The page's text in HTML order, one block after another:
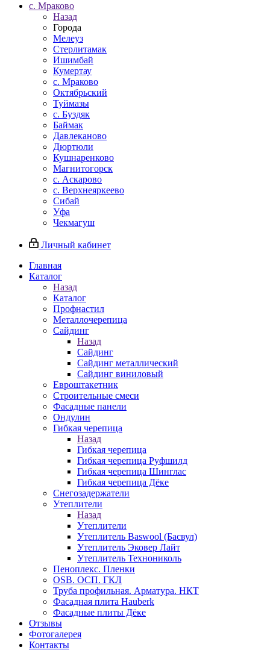
c. Мраково
Назад
Города
Мелеуз
Стерлитамак
Ишимбай
Кумертау
c. Мраково
Октябрьский
Туймазы
c. Буздяк
Баймак
Давлеканово
Дюртюли
Кушнаренково
Магнитогорск
с. Аскарово
с. Верхнеяркеево
Сибай
Уфа
Чекмагуш
Личный кабинет
Главная
Каталог
Назад
Каталог
Профнастил
Металлочерепица
Сайдинг
Назад
Сайдинг
Сайдинг металлический
Сайдинг виниловый
Евроштакетник
Строительные смеси
Фасадные панели
Ондулин
Гибкая черепица
Назад
Гибкая черепица
Гибкая черепица Руфшилд
Гибкая черепица Шинглас
Гибкая черепица Дёке
Снегозадержатели
Утеплители
Назад
Утеплители
Утеплитель Baswool (Басвул)
Утеплитель Эковер Лайт
Утеплитель Технониколь
Пеноплекс. Пленки
OSB. ОСП. ГКЛ
Труба профильная. Арматура. НКТ
Фасадная плита Hauberk
Фасадные плиты Дёке
Отзывы
Фотогалерея
Контакты